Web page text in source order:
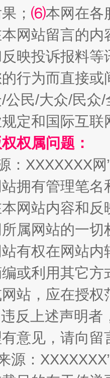
定
； ⑹本网在各
网站留言的内
映投诉报料
行为而直接
公民/大众/民
定和国际互
权属问题：
：XXXXXXX
拥有管理笔
本网站内容和
属网站的一
有权在网站
或利用其它
站，应在授
反上述声明
意见，请向
源：